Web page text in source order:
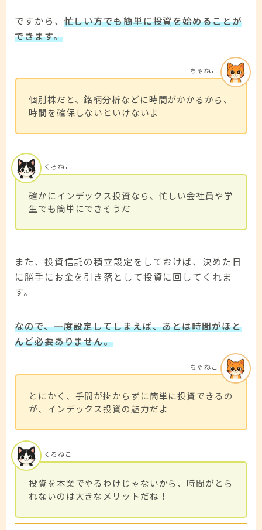
ですから、 忙しい方でも簡単に投資を始めることが
できます。
個別株だと、銘柄分析などに時間がかかるから、
時間を確保しないといけないよ
ちゃねこ
確かにインデックス投資なら、忙しい会社員や学
生でも簡単にできそうだ
くろねこ
また、投資信託の積立設定をしておけば、決めた日
に勝手にお金を引き落として投資に回してくれま
す。
なので、一度設定してしまえば、あとは時間がほと
んど必要ありません。
とにかく、手間が掛からずに簡単に投資できるの
が、インデックス投資の魅力だよ
ちゃねこ
投資を本業でやるわけじゃないから、時間がとら
れないのは大きなメリットだね！
くろねこ